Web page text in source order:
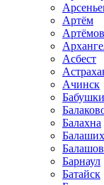
Артём
Асбест
Ачинск
Балахна
Балашов
Барнаул
Батайск